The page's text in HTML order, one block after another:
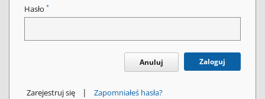
Hasło *
Anuluj Zaloguj
Zarejestruj się | Zapomniałeś hasła?